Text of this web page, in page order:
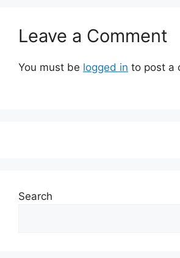
Leave a Comment
You must be logged in to post a
Search